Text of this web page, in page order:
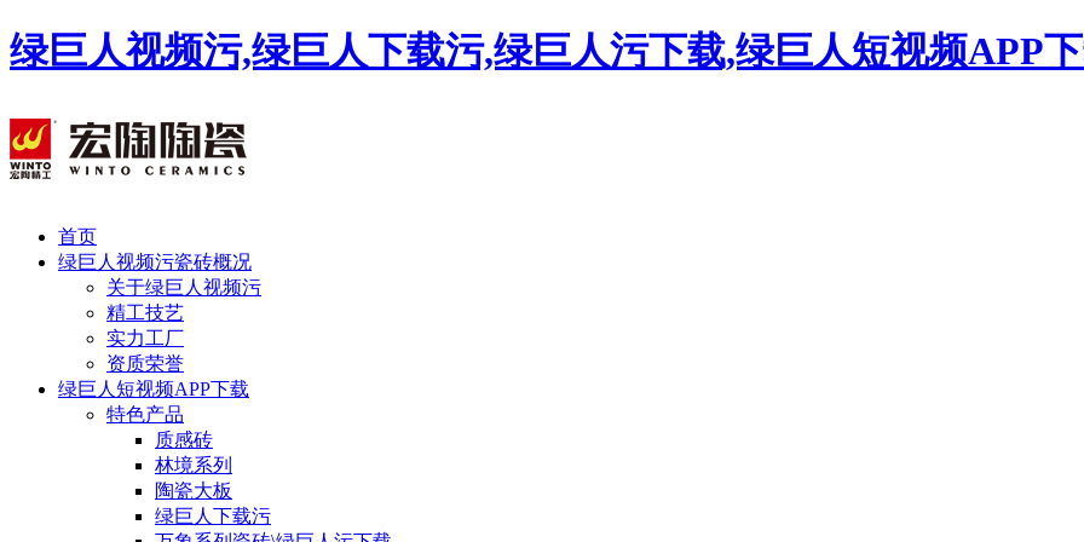
绿巨人视频污,绿巨人下载污,绿巨人污下载,绿巨人短视频APP
首页
绿巨人视频污瓷砖概况
关于绿巨人视频污
精工技艺
实力工厂
资质荣誉
绿巨人短视频APP下载
特色产品
质感砖
林境系列
陶瓷大板
绿巨人下载污